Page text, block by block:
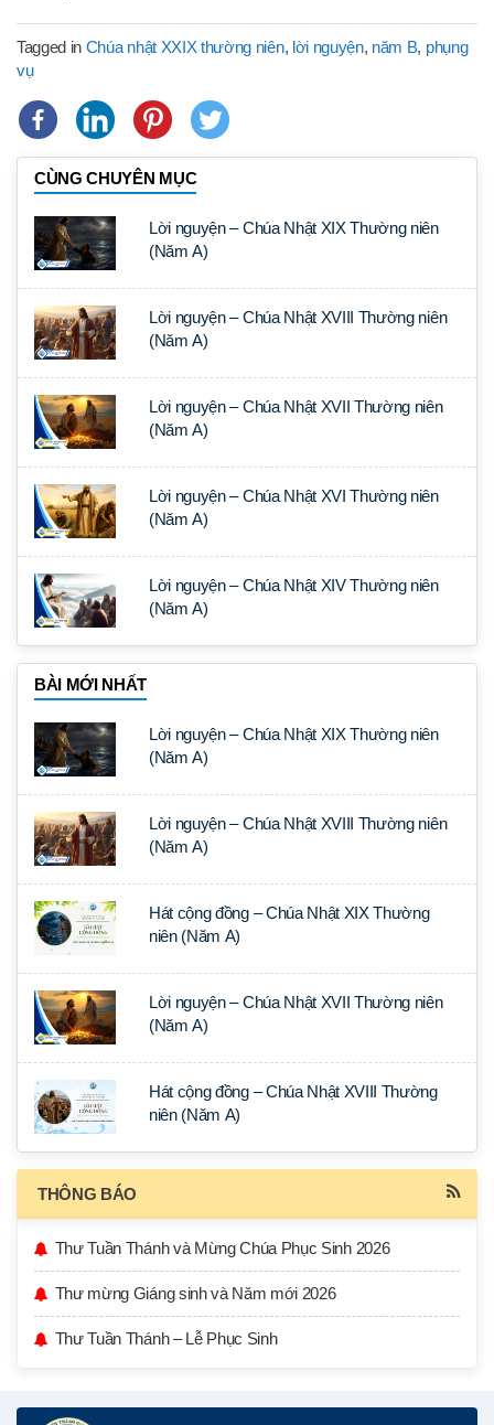
Tagged in Chúa nhật XXIX thường niên, lời nguyện, năm B, phụng
vụ
CÙNG CHUYÊN MỤC
Lời nguyện – Chúa Nhật XIX Thường niên
(Năm A)
Lời nguyện – Chúa Nhật XVIII Thường niên
(Năm A)
Lời nguyện – Chúa Nhật XVII Thường niên
(Năm A)
Lời nguyện – Chúa Nhật XVI Thường niên
(Năm A)
Lời nguyện – Chúa Nhật XIV Thường niên
(Năm A)
BÀI MỚI NHẤT
Lời nguyện – Chúa Nhật XIX Thường niên
(Năm A)
Lời nguyện – Chúa Nhật XVIII Thường niên
(Năm A)
Hát cộng đồng – Chúa Nhật XIX Thường
niên (Năm A)
Lời nguyện – Chúa Nhật XVII Thường niên
(Năm A)
Hát cộng đồng – Chúa Nhật XVIII Thường
niên (Năm A)
THÔNG BÁO
Thư Tuần Thánh và Mừng Chúa Phục Sinh 2026
Thư mừng Giáng sinh và Năm mới 2026
Thư Tuần Thánh – Lễ Phục Sinh